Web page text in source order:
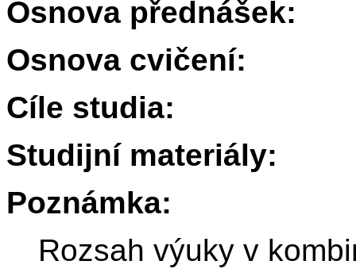
Osnova přednášek:
Osnova cvičení:
Cíle studia:
Studijní materiály:
Poznámka:
Rozsah výuky v